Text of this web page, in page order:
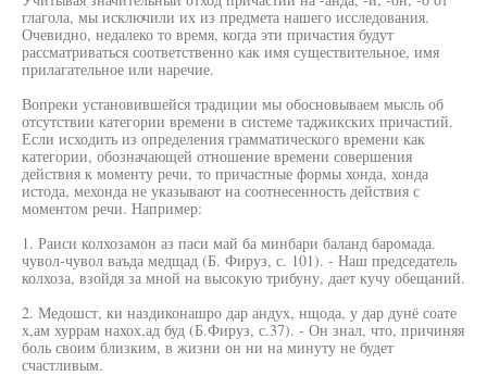
глагола, мы исключили их из предмета нашего исследования.
Очевидно, недалеко то время, когда эти причастия будут
рассматриваться соответственно как имя существительное, имя
прилагательное или наречие.
Вопреки установившейся традиции мы обосновываем мысль об
отсутствии категории времени в системе таджикских причастий.
Если исходить из определения грамматического времени как
категории, обозначающей отношение времени совершения
действия к моменту речи, то причастные формы хонда, хонда
истода, мехонда не указывают на соотнесенность действия с
моментом речи. Например:
1. Раиси колхозамон аз паси май ба минбари баланд баромада.
чувол-чувол ваъда медщад (Б. Фируз, с. 101). - Наш председатель
колхоза, взойдя за мной на высокую трибуну, дает кучу обещаний.
2. Медошст, ки наздиконашро дар андух, нщода, у дар дунё соате
х,ам хуррам нахох,ад буд (Б.Фируз, с.37). - Он знал, что, причиняя
боль своим близким, в жизни он ни на минуту не будет
счастливым.